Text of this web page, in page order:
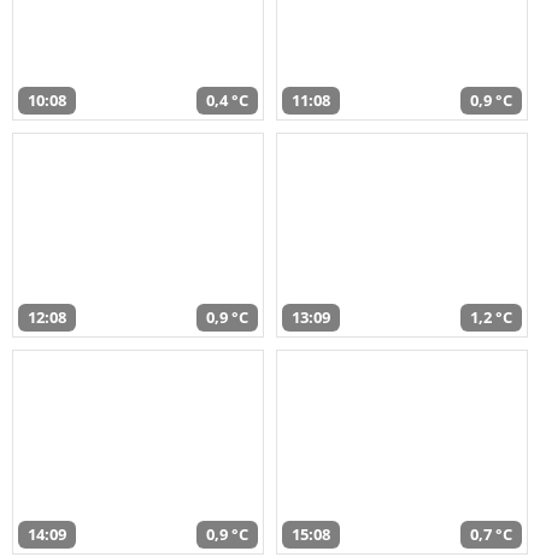
10:08 0,4 °C 11:08 0,9 °C
12:08 0,9 °C 13:09 1,2 °C
14:09 0,9 °C 15:08 0,7 °C